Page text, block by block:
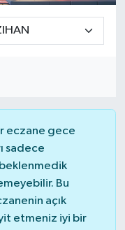
eczane gece
sadece
Bu
açık
etmeniz iyi bir